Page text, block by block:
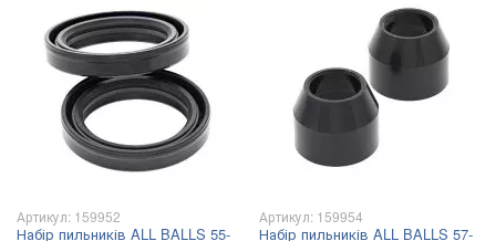
Артикул: 159952
Набір пильників ALL BALLS 55-
Артикул: 159954
Набір пильників ALL BALLS 57-